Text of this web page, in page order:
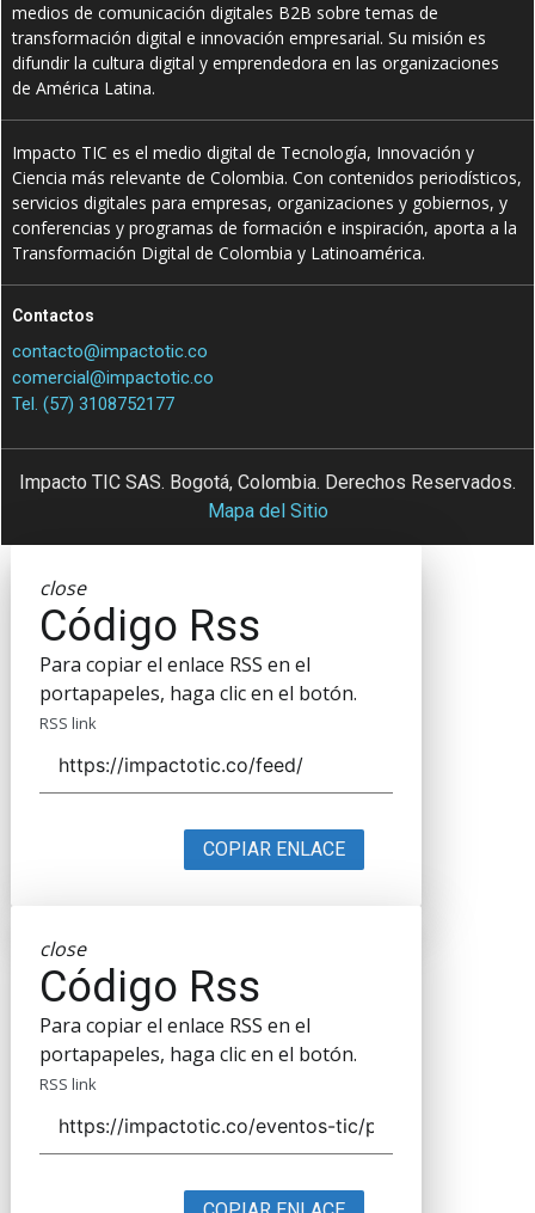
medios de comunicación digitales B2B sobre temas de
transformación digital e innovación empresarial. Su misión es
difundir la cultura digital y emprendedora en las organizaciones
de América Latina.
Impacto TIC es el medio digital de Tecnología, Innovación y
Ciencia más relevante de Colombia. Con contenidos periodísticos,
servicios digitales para empresas, organizaciones y gobiernos, y
conferencias y programas de formación e inspiración, aporta a la
Transformación Digital de Colombia y Latinoamérica.
Contactos
contacto@impactotic.co
comercial@impactotic.co
Tel. (57) 3108752177
Impacto TIC SAS. Bogotá, Colombia. Derechos Reservados.
Mapa del Sitio
close
Código Rss
Para copiar el enlace RSS en el
portapapeles, haga clic en el botón.
RSS link
COPIAR ENLACE
close
Código Rss
Para copiar el enlace RSS en el
portapapeles, haga clic en el botón.
RSS link